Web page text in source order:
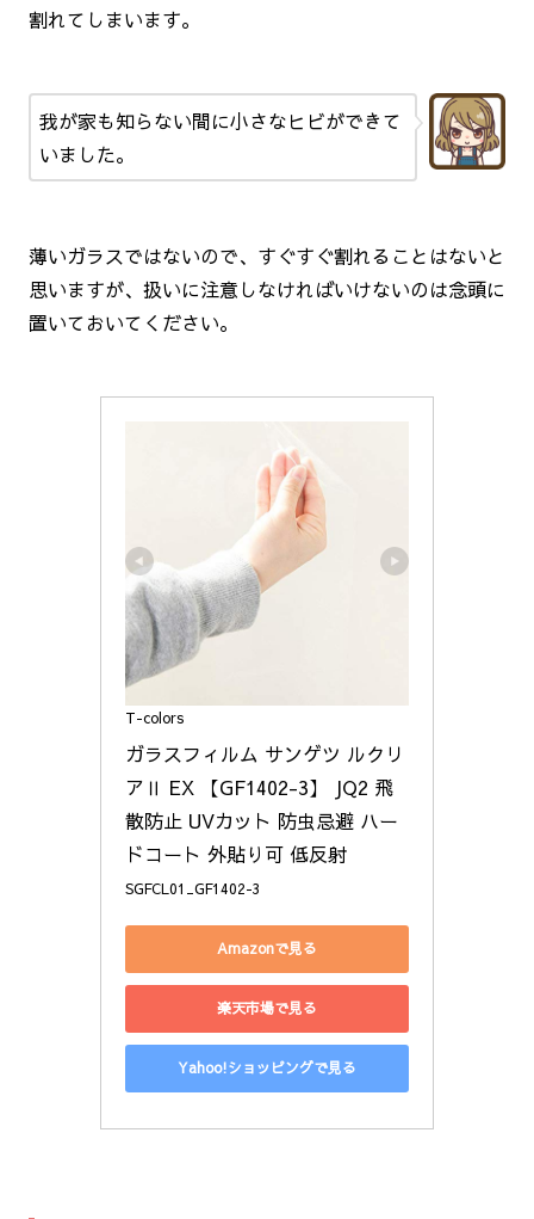
割れてしまいます。
我が家も知らない間に小さなヒビができて
いました。
薄いガラスではないので、すぐすぐ割れることはないと
思いますが、扱いに注意しなければいけないのは念頭に
置いておいてください。
T-colors
ガラスフィルム サンゲツ ルクリ
アⅡ EX 【GF1402-3】 JQ2 飛
散防止 UVカット 防虫忌避 ハー
ドコート 外貼り可 低反射
SGFCL01_GF1402-3
Amazonで見る
楽天市場で見る
Yahoo!ショッピングで見る